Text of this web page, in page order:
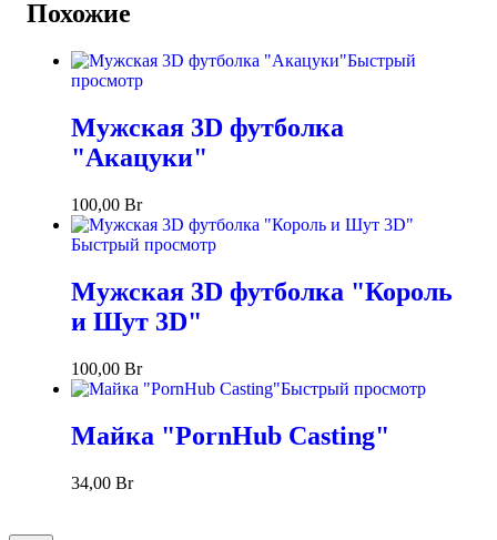
Похожие
Быстрый
просмотр
Мужская 3D футболка
"Акацуки"
100,00 Br
Быстрый просмотр
Мужская 3D футболка "Король
и Шут 3D"
100,00 Br
Быстрый просмотр
Майка "PornHub Casting"
34,00 Br